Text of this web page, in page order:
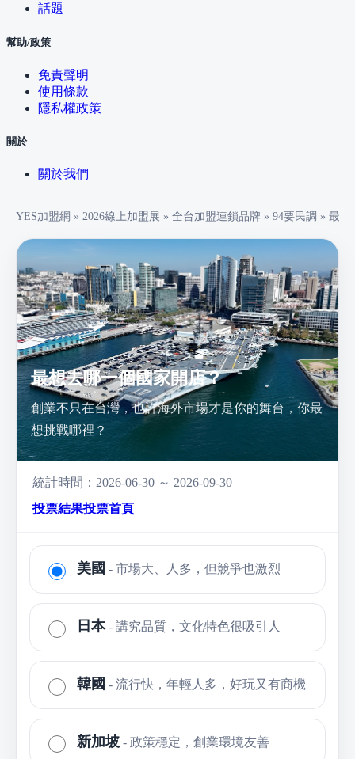
話題
幫助/政策
免責聲明
使用條款
隱私權政策
關於
關於我們
YES加盟網 » 2026線上加盟展 » 全台加盟連鎖品牌 » 94要民調 » 最想
最想去哪一個國家開店？
創業不只在台灣，也許海外市場才是你的舞台，你最
想挑戰哪裡？
統計時間：2026-06-30 ～ 2026-09-30
投票結果投票首頁
美國 - 市場大、人多，但競爭也激烈
日本 - 講究品質，文化特色很吸引人
韓國 - 流行快，年輕人多，好玩又有商機
新加坡 - 政策穩定，創業環境友善